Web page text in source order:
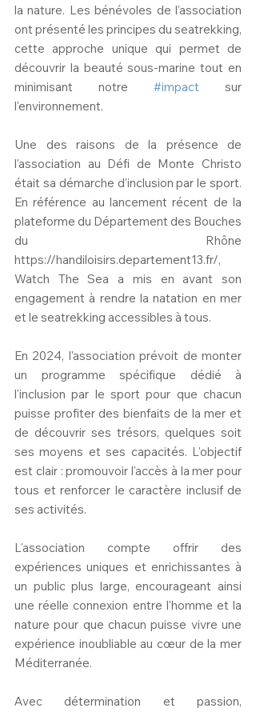
la nature. Les bénévoles de l'association
ont présenté les principes du seatrekking,
cette approche unique qui permet de
découvrir la beauté sous-marine tout en
minimisant notre #impact sur
l'environnement.
Une des raisons de la présence de
l'association au Défi de Monte Christo
était sa démarche d'inclusion par le sport.
En référence au lancement récent de la
plateforme du Département des Bouches
du Rhône
https://handiloisirs.departement13.fr/,
Watch The Sea a mis en avant son
engagement à rendre la natation en mer
et le seatrekking accessibles à tous.
En 2024, l'association prévoit de monter
un programme spécifique dédié à
l'inclusion par le sport pour que chacun
puisse profiter des bienfaits de la mer et
de découvrir ses trésors, quelques soit
ses moyens et ses capacités. L'objectif
est clair : promouvoir l'accès à la mer pour
tous et renforcer le caractère inclusif de
ses activités.
L'association compte offrir des
expériences uniques et enrichissantes à
un public plus large, encourageant ainsi
une réelle connexion entre l'homme et la
nature pour que chacun puisse vivre une
expérience inoubliable au cœur de la mer
Méditerranée.
Avec détermination et passion,